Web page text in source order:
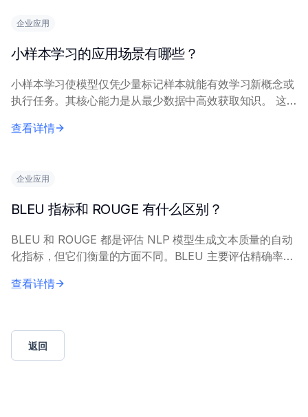
企业应用
小样本学习的应用场景有哪些？
小样本学习使模型仅凭少量标记样本就能有效学习新概念或
执行任务。其核心能力是从最少数据中高效获取知识。 这
价值。关键应用场景包括：在医学影像中识别罕...
查看详情
企业应用
BLEU 指标和 ROUGE 有什么区别？
BLEU 和 ROUGE 都是评估 NLP 模型生成文本质量的自动
化指标，但它们衡量的方面不同。BLEU 主要评估精确率
查看详情
返回